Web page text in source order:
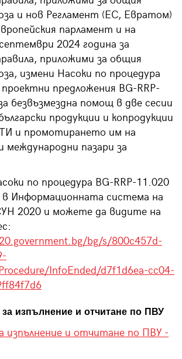
и нов Регламент (ЕС, Евратом)
парламент и на
2024 година за
приложими за общия
измени Насоки по процедура
предложения BG-RRP-
безвъзмездна помощ в две сесии
продукции и копродукции
и промотирането им на
международни пазари за
по процедура BG-RRP-11.020
в Информационната система на
2020 и можете да видите на
bg/s/800c457d-
InfoEnded/d7f1d6ea-cc04-
за изпълнение и отчитане по ПВУ
изпълнение и отчитане по ПВУ -